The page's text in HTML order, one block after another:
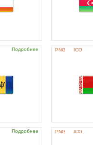
Подробнее PNG ICO
Подробнее PNG ICO